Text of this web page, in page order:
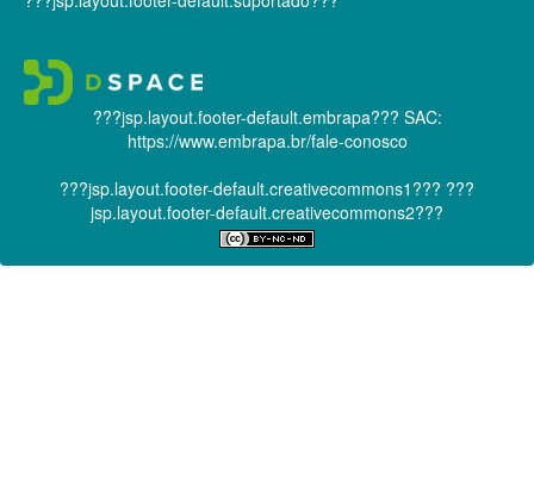
???jsp.layout.footer-default.embrapa??? SAC:
https://www.embrapa.br/fale-conosco
???jsp.layout.footer-default.creativecommons1??? ???
jsp.layout.footer-default.creativecommons2???